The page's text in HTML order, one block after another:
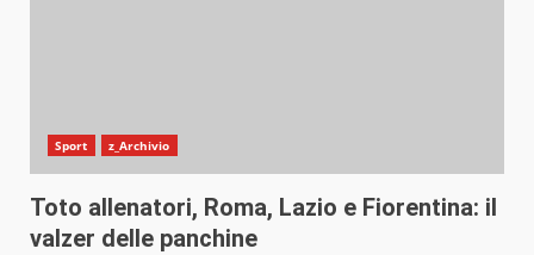
Sport z_Archivio
Toto allenatori, Roma, Lazio e Fiorentina: il
valzer delle panchine